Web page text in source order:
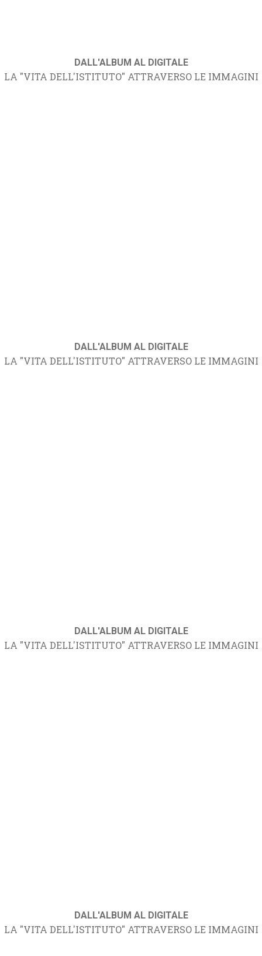
DALL'ALBUM AL DIGITALE
LA "VITA DELL'ISTITUTO" ATTRAVERSO LE IMMAGINI
DALL'ALBUM AL DIGITALE
LA "VITA DELL'ISTITUTO" ATTRAVERSO LE IMMAGINI
DALL'ALBUM AL DIGITALE
LA "VITA DELL'ISTITUTO" ATTRAVERSO LE IMMAGINI
DALL'ALBUM AL DIGITALE
LA "VITA DELL'ISTITUTO" ATTRAVERSO LE IMMAGINI